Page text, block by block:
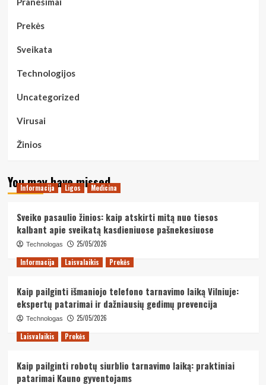
Prekės
Sveikata
Technologijos
Uncategorized
Virusai
Žinios
You may have missed
Informacija Ligos Medicina
Sveiko pasaulio žinios: kaip atskirti mitą nuo tiesos
kalbant apie sveikatą kasdieniuose pašnekesiuose
Technologas
25/05/2026
Informacija
Laisvalaikis Prekės
Kaip pailginti išmaniojo telefono tarnavimo laiką Vilniuje:
ekspertų patarimai ir dažniausių gedimų prevencija
Technologas
25/05/2026
Laisvalaikis
Prekės
Kaip pailginti robotų siurblio tarnavimo laiką: praktiniai
patarimai Kauno gyventojams